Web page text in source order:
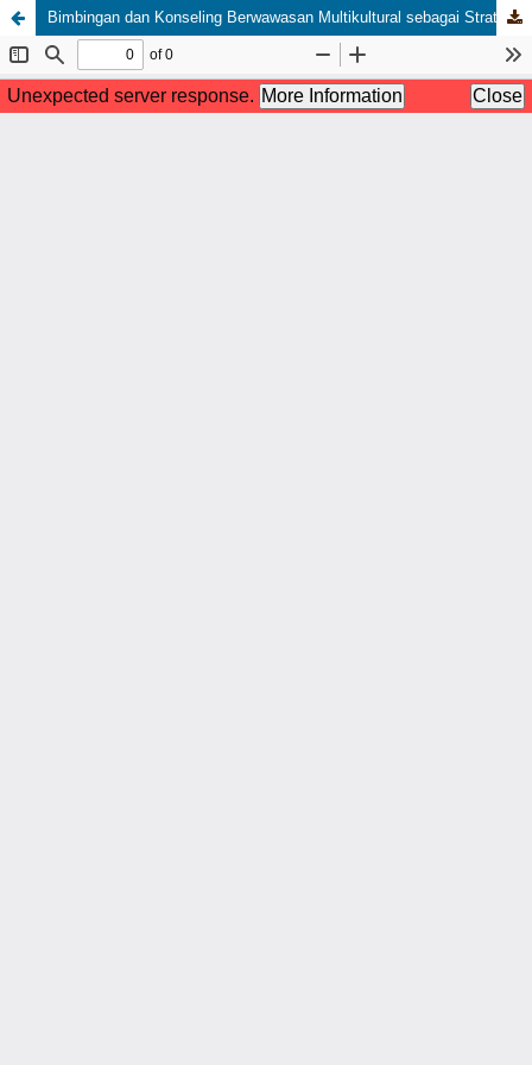
Bimbingan dan Konseling Berwawasan Multikultural sebagai Strategi Penguatan Sikap Toleransi Peserta Didik: Studi Literatur